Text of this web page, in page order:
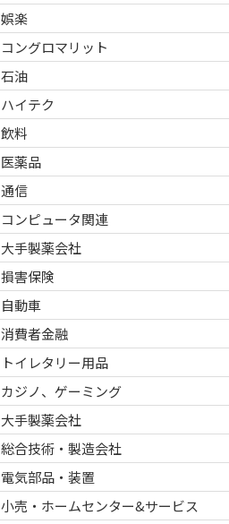
娯楽
コングロマリット
石油
ハイテク
飲料
医薬品
通信
コンピュータ関連
大手製薬会社
損害保険
自動車
消費者金融
トイレタリー用品
カジノ、ゲーミング
大手製薬会社
総合技術・製造会社
電気部品・装置
小売・ホームセンター&サービス